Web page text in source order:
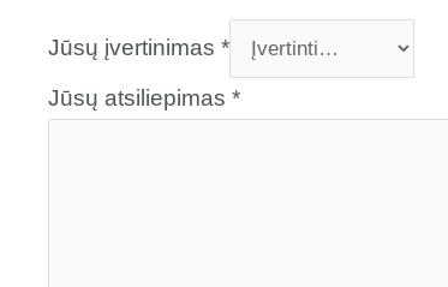
Jūsų įvertinimas*
Jūsų atsiliepimas*